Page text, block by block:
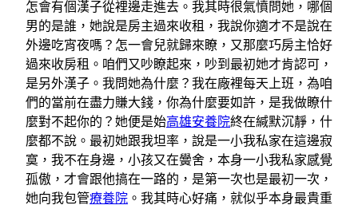
怎會有個漢子從裡邊走進去。我其時很氣憤問她，哪個
男的是誰，她說是房主過來收租，我說你適才不是說在
外邊吃宵夜嗎？怎一會兒就歸來瞭，又那麼巧房主恰好
過來收房租。咱們又吵瞭起來，吵到最初她才肯認可，
是另外漢子。我問她為什麼？我在廠裡每天上班，為咱
們的當前在盡力賺大錢，你為什麼要如許，是我做瞭什
麼對不起你的？她便是始高雄安養院終在緘默沉靜，什
麼都不說。最初她跟我坦率，說是一小我私家在這邊寂
寞，我不在身邊，小孩又在黌舍，本身一小我私家感覺
孤傲，才會跟他搞在一路的，是第一次也是最初一次，
她向我包管療養院 。我其時心好痛，就似乎本身最貴重